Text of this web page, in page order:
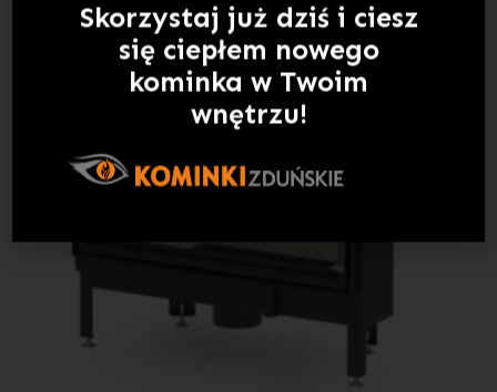
Skorzystaj już dziś i ciesz
się ciepłem nowego
kominka w Twoim
wnętrzu!